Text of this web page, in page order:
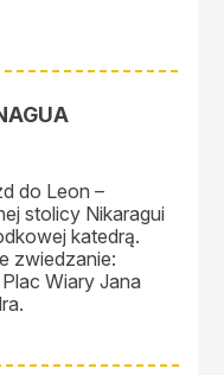
do Leon –
stolicy Nikaragui
katedrą.
zwiedzanie:
Wiary Jana